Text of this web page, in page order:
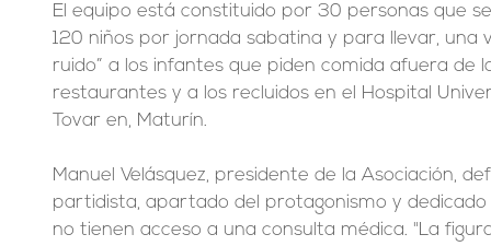
El equipo está constituido por 30 personas que
120 niños por jornada sabatina y para llevar, una
ruido” a los infantes que piden comida afuera de
restaurantes y a los recluidos en el Hospital
Tovar en, Maturín.
Manuel Velásquez, presidente de la Asociación,
partidista, apartado del protagonismo y
no tienen acceso a una consulta médica. "La